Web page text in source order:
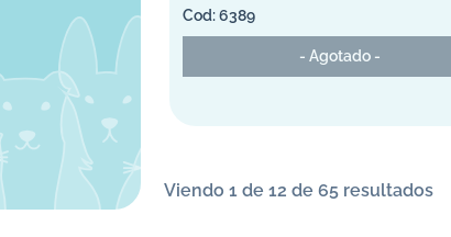
6389
- Agotado -
Viendo 1 de 12 de 65 resultados